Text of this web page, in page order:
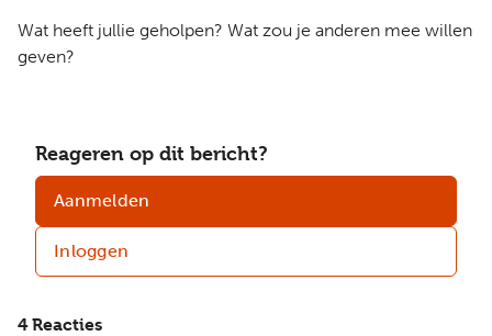
Wat heeft jullie geholpen? Wat zou je anderen mee willen
geven?
Reageren op dit bericht?
Aanmelden
Inloggen
4 Reacties